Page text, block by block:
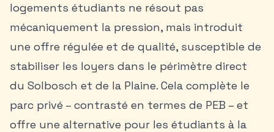
logements étudiants ne résout pas
mécaniquement la pression, mais introduit
une offre régulée et de qualité, susceptible de
stabiliser les loyers dans le périmètre direct
du Solbosch et de la Plaine. Cela complète le
parc privé – contrasté en termes de PEB – et
offre une alternative pour les étudiants à la